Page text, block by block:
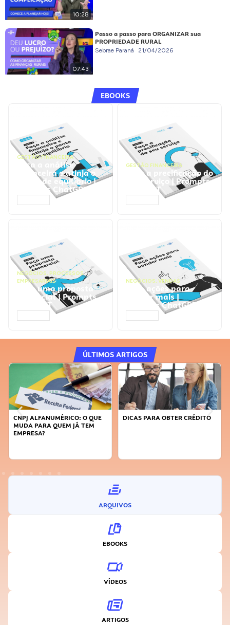
10:28
07:43
Passo a passo para ORGANIZAR sua
PROPRIEDADE RURAL
Sebrae Paraná 21/04/2026
EBOOKS
GESTÃO FINANCEIRA
Faça a análise
financeira e atinja o
ponto de equilíbrio |
Prompts ChatGPT
GESTÃO FINANCEIRA
Faça a precificação do
seu serviço | Prompts
ChatGPT
NEGÓCIOS, PROCESSOS
EMPRESARIAIS
Faça uma proposta
comercial | Prompts
ChatGPT
NEGÓCIOS, VENDAS
Faça ações para
vender mais |
Prompts ChatGPT
ÚLTIMOS ARTIGOS
DICAS PARA OBTER CRÉDITO
FAÇA A DIFERENÇA: SEJA
ARQUIVOS
EBOOKS
VÍDEOS
ARTIGOS